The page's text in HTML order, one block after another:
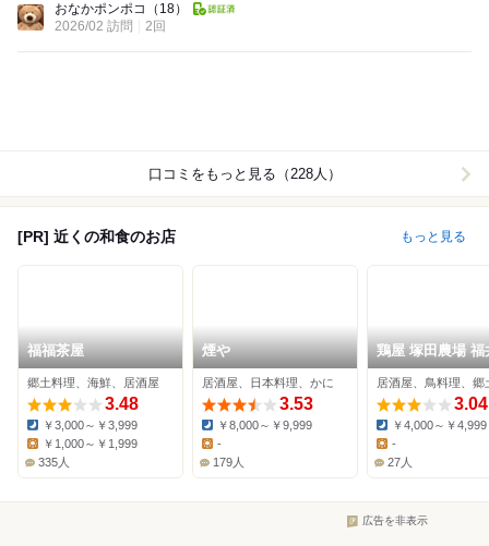
おなかポンポコ
（18）
2026/02 訪問
2回
口コミをもっと見る（228人）
[PR] 近くの和食のお店 もっと見る
福福茶屋
郷土料理、海鮮、居酒屋
3.48
Dinner:
￥3,000～￥3,999
￥1,000～￥1,999
335人
煙や
居酒屋、日本料理、かに
3.53
Dinner:
￥8,000～￥9,999
-
179人
鶏屋 塚田農場 福
前店
居酒屋、鳥料理、郷
3.04
Dinner:
￥4,000～￥4,999
Lunch:
-
27人
広告を非表示